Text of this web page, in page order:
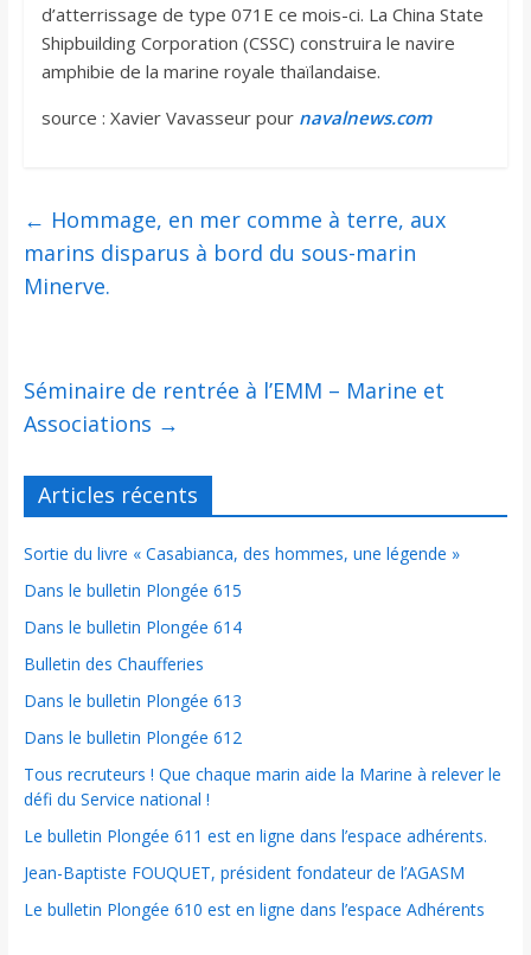
d’atterrissage de type 071E ce mois-ci. La China State
Shipbuilding Corporation (CSSC) construira le navire
amphibie de la marine royale thaïlandaise.
source : Xavier Vavasseur pour navalnews.com
← Hommage, en mer comme à terre, aux
marins disparus à bord du sous-marin
Minerve.
Séminaire de rentrée à l’EMM – Marine et
Associations →
Articles récents
Sortie du livre « Casabianca, des hommes, une légende »
Dans le bulletin Plongée 615
Dans le bulletin Plongée 614
Bulletin des Chaufferies
Dans le bulletin Plongée 613
Dans le bulletin Plongée 612
Tous recruteurs ! Que chaque marin aide la Marine à relever le
défi du Service national !
Le bulletin Plongée 611 est en ligne dans l’espace adhérents.
Jean-Baptiste FOUQUET, président fondateur de l’AGASM
Le bulletin Plongée 610 est en ligne dans l’espace Adhérents